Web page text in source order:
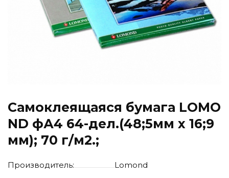
Самоклеящаяся бумага LOMO
ND фА4 64-дел.(48;5мм х 16;9
мм); 70 г/м2.;
Производитель: Lomond